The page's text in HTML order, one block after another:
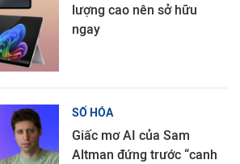
lượng cao nên sở hữu
ngay
SỐ HÓA
Giấc mơ AI của Sam
Altman đứng trước “canh